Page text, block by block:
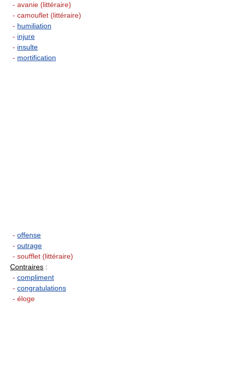
- avanie (littéraire)
- camouflet (littéraire)
- humiliation
- injure
- insulte
- mortification
- offense
- outrage
- soufflet (littéraire)
Contraires :
- compliment
- congratulations
- éloge